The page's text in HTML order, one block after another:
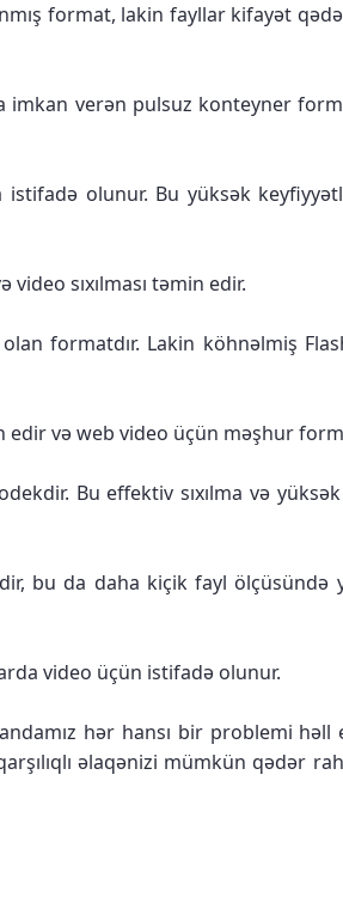
format, lakin fayllar kifayət
verən pulsuz konteyner
istifadə olunur. Bu yüksək
sıxılması təmin edir.
formatdır. Lakin köhnəlmiş
edir və web video üçün məşhur
Bu effektiv sıxılma və
bu da daha kiçik fayl ölçüsündə
video üçün istifadə olunur.
hər hansı bir problemi həll
əlaqənizi mümkün qədər